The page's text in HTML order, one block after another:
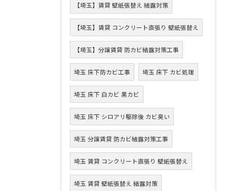
【埼玉】賃貸 壁紙張替え 結露対策
【埼玉】賃貸 コンクリート直張り 壁紙張替え
【埼玉】分譲賃貸 防カビ結露対策工事
埼玉 床下防カビ工事 埼玉 床下 カビ処理
埼玉 床下 白カビ 黒カビ
埼玉 床下 シロアリ駆除後 カビ臭い
埼玉 分譲賃貸 防カビ結露対策工事
埼玉 賃貸 コンクリート直張り 壁紙張替え
埼玉 賃貸 壁紙張替え 結露対策